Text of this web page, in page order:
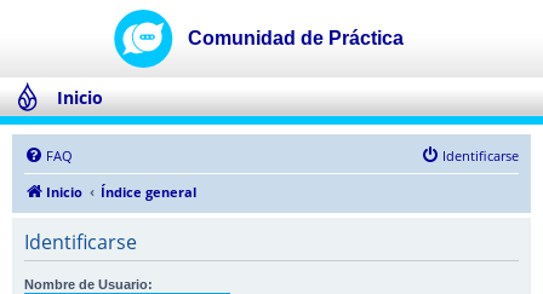
Inicio
FAQ
Identificarse
Inicio
Índice general
Identificarse
Nombre de Usuario: